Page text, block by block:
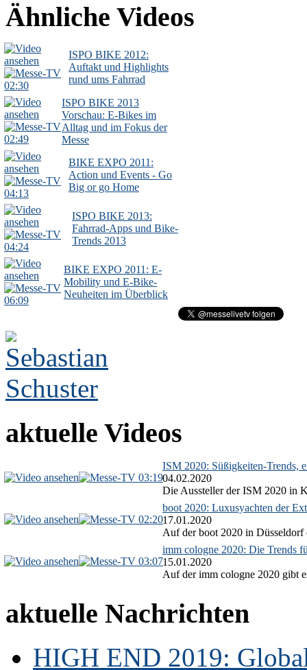
Ähnliche Videos
02:30
ISPO BIKE 2012:
Auftakt und Highlights
rund ums Fahrrad
02:49
ISPO BIKE 2013
Vorschau: E-Bikes im
Alltag und im Fokus der
Messe
04:13
BIKE EXPO 2011:
Action und Events - Go
Big or go Home
04:24
ISPO BIKE 2013:
Fahrrad-Apps und Bike-
Trends 2013
06:09
BIKE EXPO 2011: E-
Mobility und E-Bike-
Neuheiten im Überblick
aktuelle Videos
03:19
ISM 2020: Süßigkeiten-Trends,
04.02.2020
Die Aussteller der ISM 2020 in
02:20
boot 2020: Luxusyachten der
17.01.2020
Auf der boot 2020 in Düsseldorf
03:07
imm cologne 2020: Die Trends
15.01.2020
Auf der imm cologne 2020 gibt
aktuelle Nachrichten
HIGH END 2019: